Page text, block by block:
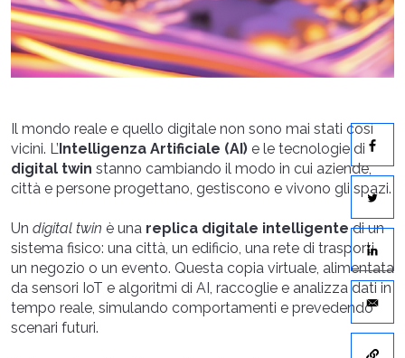
Il mondo reale e quello digitale non sono mai stati così
vicini. L’Intelligenza Artificiale (AI) e le tecnologie di
digital twin stanno cambiando il modo in cui aziende,
città e persone progettano, gestiscono e vivono gli spazi.
Un digital twin è una replica digitale intelligentedi un
sistema fisico: una città, un edificio, una rete di trasporti,
un negozio o un evento. Questa copia virtuale, alimentata
da sensori IoT e algoritmi di AI, raccoglie e analizza dati in
tempo reale, simulando comportamenti e prevedendo
scenari futuri.